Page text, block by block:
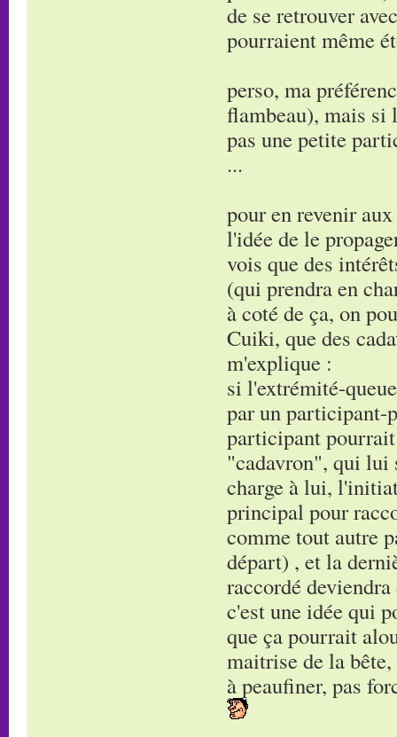
de se retrouver
pourraient même
perso, ma
flambeau), mais si
pas une petite
...
pour en revenir
l'idée de le
vois que des
(qui prendra en
à coté de ça, on
Cuiki, que des
m'explique :
si l'extrémité-
par un participant-
participant
"cadavron", qui lui
charge à lui,
principal pour
comme tout autre
départ) , et la
raccordé
c'est une idée qui
que ça pourrait
maitrise de la
à peaufiner, pas